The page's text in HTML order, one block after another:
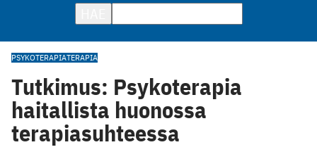
PSYKOTERAPIATERAPIA
Tutkimus: Psykoterapia
haitallista huonossa
terapiasuhteessa